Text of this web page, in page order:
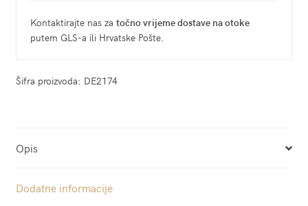
Kontaktirajte nas za točno vrijeme dostave na otoke
putem GLS-a ili Hrvatske Pošte.
Šifra proizvoda: DE2174
Opis
Dodatne informacije